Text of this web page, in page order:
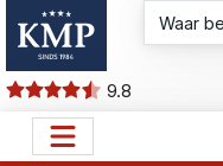
9.8